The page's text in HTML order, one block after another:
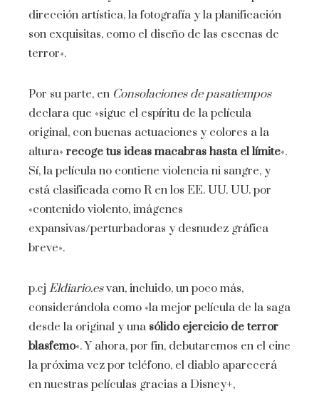
dirección artística, la fotografía y la planificación
son exquisitas, como el diseño de las escenas de
terror».
Por su parte, en Consolaciones de pasatiempos
declara que «sigue el espíritu de la película
original, con buenas actuaciones y colores a la
altura» recoge tus ideas macabras hasta el límite«.
Sí, la película no contiene violencia ni sangre, y
está clasificada como R en los EE. UU. UU. por
«contenido violento, imágenes
expansivas/perturbadoras y desnudez gráfica
breve».
p.ej Eldiario.esvan, incluido, un poco más,
considerándola como «la mejor película de la saga
desde la original y una sólido ejercicio de terror
blasfemo«. Y ahora, por fin, debutaremos en el cine
la próxima vez por teléfono, el diablo aparecerá
en nuestras películas gracias a Disney+,